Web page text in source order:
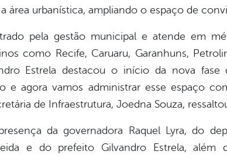
área urbanística, ampliando o espaço de
pela gestão municipal e atende em
como Recife, Caruaru, Garanhuns,
Estrela destacou o início da nova fase
e agora vamos administrar esse espaço
de Infraestrutura, Joedna Souza,
da governadora Raquel Lyra, do
e do prefeito Gilvandro Estrela, além